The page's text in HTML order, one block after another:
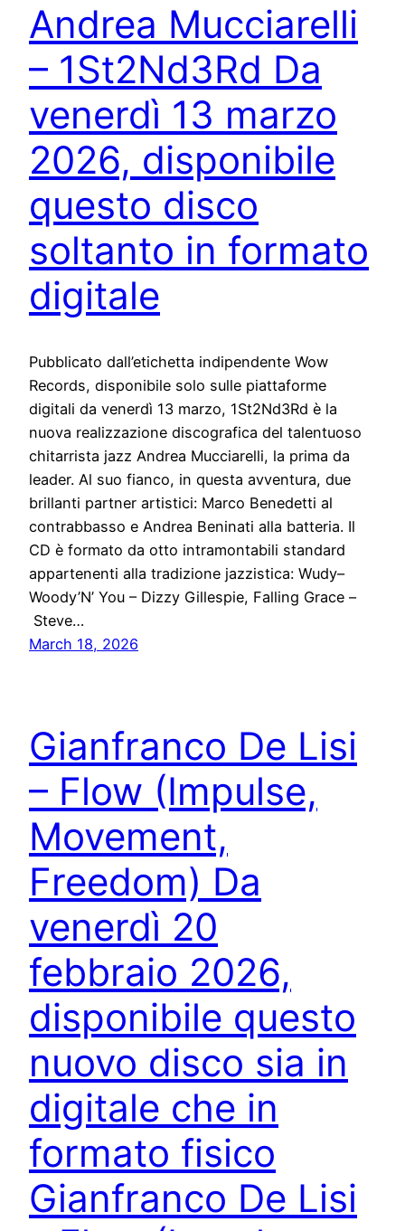
Andrea Mucciarelli
– 1St2Nd3Rd Da
venerdì 13 marzo
2026, disponibile
questo disco
soltanto in formato
digitale
Pubblicato dall’etichetta indipendente Wow
Records, disponibile solo sulle piattaforme
digitali da venerdì 13 marzo, 1St2Nd3Rd è la
nuova realizzazione discografica del talentuoso
chitarrista jazz Andrea Mucciarelli, la prima da
leader. Al suo fianco, in questa avventura, due
brillanti partner artistici: Marco Benedetti al
contrabbasso e Andrea Beninati alla batteria. Il
CD è formato da otto intramontabili standard
appartenenti alla tradizione jazzistica: Wudy–
Woody’N’ You – Dizzy Gillespie, Falling Grace –
Steve…
March 18, 2026
Gianfranco De Lisi
– Flow (Impulse,
Movement,
Freedom) Da
venerdì 20
febbraio 2026,
disponibile questo
nuovo disco sia in
digitale che in
formato fisico
Gianfranco De Lisi